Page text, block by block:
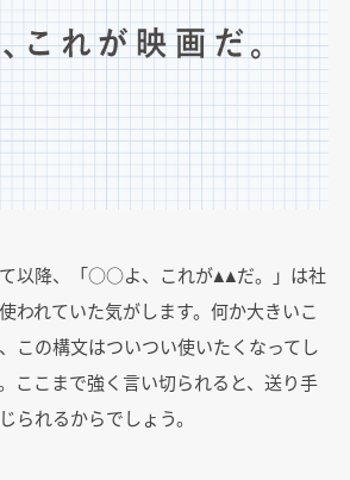
以降、「○○よ、これが▲▲だ。」は社
われていた気がします。何か大きいこ
この構文はついつい使いたくなってし
ここまで強く言い切られると、送り手
られるからでしょう。